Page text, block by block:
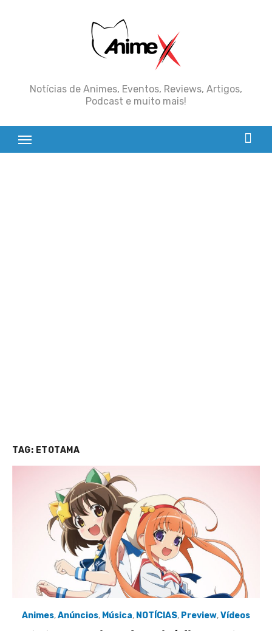
Notícias de Animes, Eventos, Reviews, Artigos,
Podcast e muito mais!
TAG: ETOTAMA
Animes,Anúncios, Música, NOTÍCIAS, Preview,Vídeos